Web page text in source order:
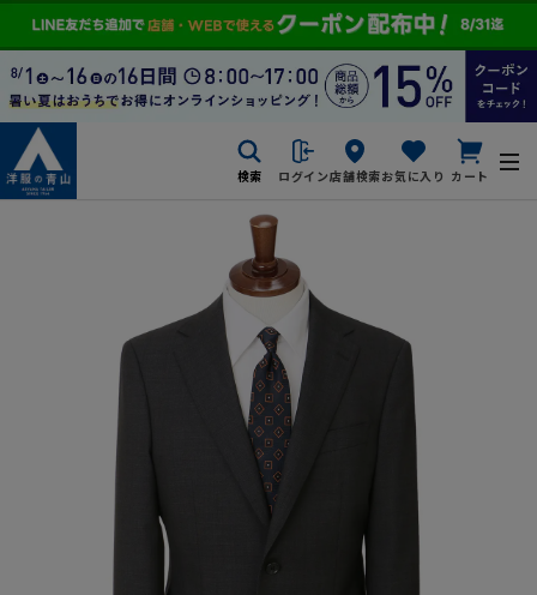
検索 ログイン店舗検索お気に入り カート